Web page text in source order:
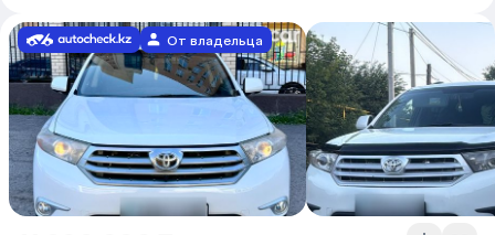
От владельца